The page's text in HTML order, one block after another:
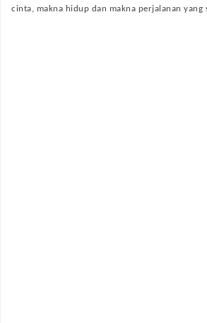
cinta, makna hidup dan makna perjalanan yang